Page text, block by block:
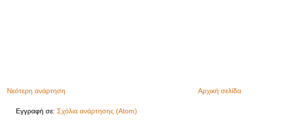
Νεότερη ανάρτηση Αρχική σελίδα
Εγγραφή σε: Σχόλια ανάρτησης (Atom)